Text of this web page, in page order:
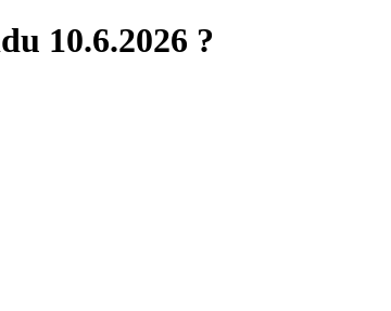
10.6.2026 ?